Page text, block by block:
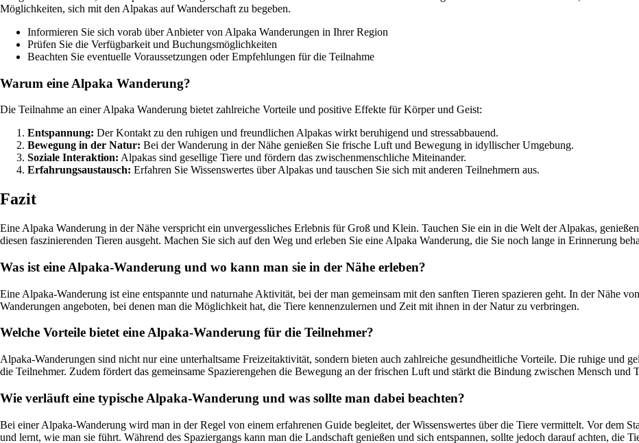
Möglichkeiten, sich mit den Alpakas auf Wanderschaft zu begeben.
Informieren Sie sich vorab über Anbieter von Alpaka Wanderungen in Ihrer Region
Prüfen Sie die Verfügbarkeit und Buchungsmöglichkeiten
Beachten Sie eventuelle Voraussetzungen oder Empfehlungen für die Teilnahme
Warum eine Alpaka Wanderung?
Die Teilnahme an einer Alpaka Wanderung bietet zahlreiche Vorteile und positive Effekte für Körper und Geist:
Entspannung: Der Kontakt zu den ruhigen und freundlichen Alpakas wirkt beruhigend und stressabbauend.
Bewegung in der Natur: Bei der Wanderung in der Nähe genießen Sie frische Luft und Bewegung in idyllischer Umgebung.
Soziale Interaktion: Alpakas sind gesellige Tiere und fördern das zwischenmenschliche Miteinander.
Erfahrungsaustausch: Erfahren Sie Wissenswertes über Alpakas und tauschen Sie sich mit anderen Teilnehmern aus.
Fazit
Eine Alpaka Wanderung in der Nähe verspricht ein unvergessliches Erlebnis für Groß und Klein. Tauchen Sie ein in die Welt der Alpakas,
diesen faszinierenden Tieren ausgeht. Machen Sie sich auf den Weg und erleben Sie eine Alpaka Wanderung, die Sie noch lange in Erinnerung
Was ist eine Alpaka-Wanderung und wo kann man sie in der Nähe erleben?
Eine Alpaka-Wanderung ist eine entspannte und naturnahe Aktivität, bei der man gemeinsam mit den sanften Tieren spazieren geht. In der Nähe
Wanderungen angeboten, bei denen man die Möglichkeit hat, die Tiere kennenzulernen und Zeit mit ihnen in der Natur zu verbringen.
Welche Vorteile bietet eine Alpaka-Wanderung für die Teilnehmer?
Alpaka-Wanderungen sind nicht nur eine unterhaltsame Freizeitaktivität, sondern bieten auch zahlreiche gesundheitliche Vorteile. Die ruhige und
die Teilnehmer. Zudem fördert das gemeinsame Spazierengehen die Bewegung an der frischen Luft und stärkt die Bindung zwischen Mensch und
Wie verläuft eine typische Alpaka-Wanderung und was sollte man dabei beachten?
Bei einer Alpaka-Wanderung wird man in der Regel von einem erfahrenen Guide begleitet, der Wissenswertes über die Tiere vermittelt. Vor dem
und lernt, wie man sie führt. Während des Spaziergangs kann man die Landschaft genießen und sich entspannen, sollte jedoch darauf achten, die